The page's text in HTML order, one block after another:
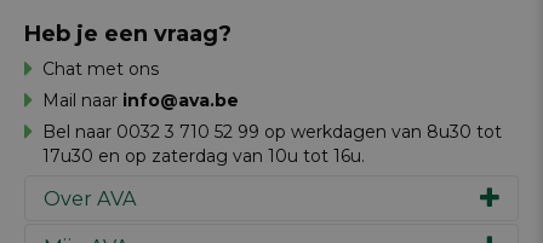
Over AVA
Heb je een vraag?
Chat met ons
Mail naar info@ava.be
Bel naar 0032 3 710 52 99 op werkdagen van 8u30 tot
17u30 en op zaterdag van 10u tot 16u.